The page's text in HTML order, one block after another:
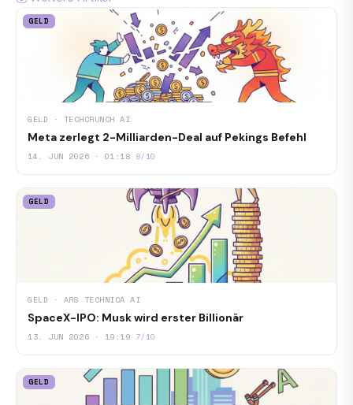
GELD
GELD · TECHCRUNCH AI
Meta zerlegt 2-Milliarden-Deal auf Pekings Befehl
14. JUN 2026 · 01:18 8/10
GELD
GELD · ARS TECHNICA AI
SpaceX-IPO: Musk wird erster Billionär
13. JUN 2026 · 19:19 7/10
GELD